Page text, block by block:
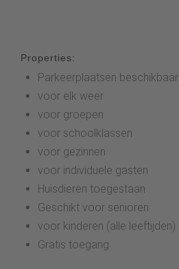
Properties:
Parkeerplaatsen beschikbaar
voor elk weer
voor groepen
voor schoolklassen
voor gezinnen
voor individuele gasten
Huisdieren toegestaan
Geschikt voor senioren
voor kinderen (alle leeftijden)
Gratis toegang